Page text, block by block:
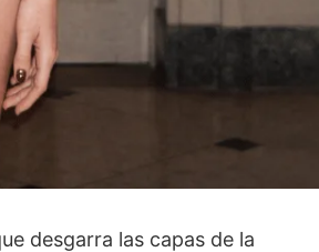
desgarra las capas de la